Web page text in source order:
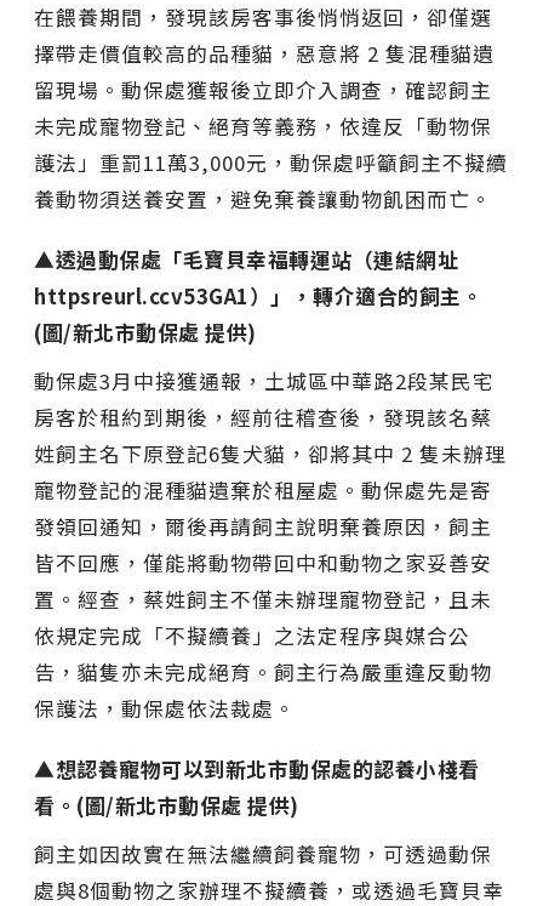
在餵養期間，發現該房客事後悄悄返回，卻僅選
擇帶走價值較高的品種貓，惡意將 2 隻混種貓遺
留現場。動保處獲報後立即介入調查，確認飼主
未完成寵物登記、絕育等義務，依違反「動物保
護法」重罰11萬3,000元，動保處呼籲飼主不擬續
養動物須送養安置，避免棄養讓動物飢困而亡。
▲透過動保處「毛寶貝幸福轉運站（連結網址
httpsreurl.ccv53GA1）」，轉介適合的飼主。
(圖/新北市動保處 提供)
動保處3月中接獲通報，土城區中華路2段某民宅
房客於租約到期後，經前往稽查後，發現該名蔡
姓飼主名下原登記6隻犬貓，卻將其中 2 隻未辦理
寵物登記的混種貓遺棄於租屋處。動保處先是寄
發領回通知，爾後再請飼主說明棄養原因，飼主
皆不回應，僅能將動物帶回中和動物之家妥善安
置。經查，蔡姓飼主不僅未辦理寵物登記，且未
依規定完成「不擬續養」之法定程序與媒合公
告，貓隻亦未完成絕育。飼主行為嚴重違反動物
保護法，動保處依法裁處。
▲想認養寵物可以到新北市動保處的認養小棧看
看。(圖/新北市動保處 提供)
飼主如因故實在無法繼續飼養寵物，可透過動保
處與8個動物之家辦理不擬續養，或透過毛寶貝幸